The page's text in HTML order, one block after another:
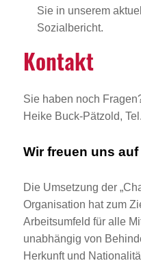
Sie in unserem
Sozialbericht.
Kontakt
Sie haben noch
Heike Buck-Pätzold,
Wir freuen uns
Die Umsetzung der
Organisation hat zum
Arbeitsumfeld für alle
unabhängig von
Herkunft und